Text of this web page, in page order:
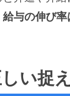
与の伸び
い捉